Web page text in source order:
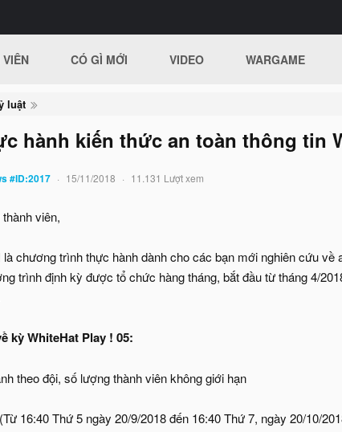
CÓ GÌ MỚI VIDEO WARGAME
luật
hành kiến thức an toàn thông tin
#ID:2017 15/11/2018 11.131 Lượt xem
viên,
chương trình thực hành dành cho các bạn mới nghiên cứu
trình định kỳ được tổ chức hàng tháng, bắt đầu từ tháng 4/
kỳ WhiteHat Play ! 05:
theo đội, số lượng thành viên không giới hạn
16:40 Thứ 5 ngày 20/9/2018 đến 16:40 Thứ 7, ngày 20/10/